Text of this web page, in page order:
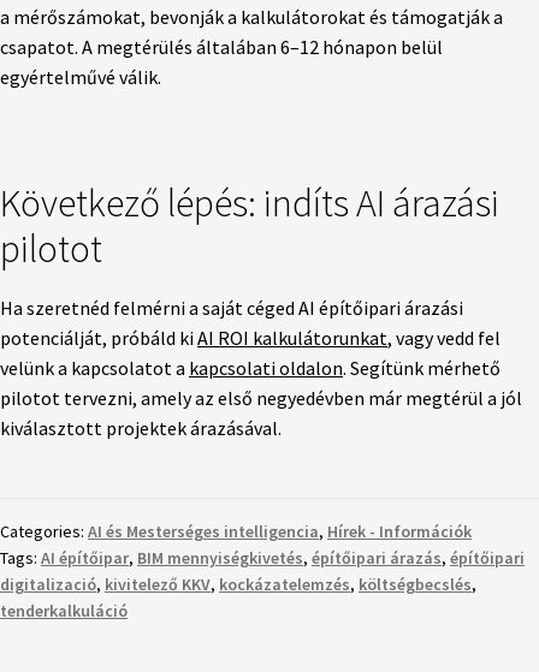
a mérőszámokat, bevonják a kalkulátorokat és támogatják a
csapatot. A megtérülés általában 6–12 hónapon belül
egyértelművé válik.
Következő lépés: indíts AI árazási
pilotot
Ha szeretnéd felmérni a saját céged AI építőipari árazási
potenciálját, próbáld kiAI ROI kalkulátorunkat, vagy vedd fel
velünk a kapcsolatot a kapcsolati oldalon. Segítünk mérhető
pilotot tervezni, amely az első negyedévben már megtérül a jól
kiválasztott projektek árazásával.
Categories: AI és Mesterséges intelligencia, Hírek - Információk
Tags: AI építőipar, BIM mennyiségkivetés, építőipari árazás, építőipari
digitalizació, kivitelező KKV, kockázatelemzés, költségbecslés,
tenderkalkuláció